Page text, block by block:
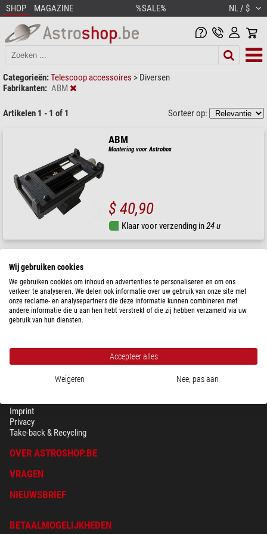
SHOP MAGAZINE %SALE% NL / $
Categorieën:Telescoop accessoires > Diversen
Fabrikanten: ABM
Artikelen 1 - 1 of 1 Sorteer op:
ABM
Montering voor Astrobox
$ 40,90
Klaar voor verzending in24 u
Imprint
Privacy
Take-back & Recycling
OVER ASTROSHOP.BE
VRAGEN
NIEUWSBRIEF
BETAALMOGELIJKHEDEN
Wij gebruiken cookies
We gebruiken cookies om inhoud en advertenties te personaliseren en om ons
verkeer te analyseren. We delen ook informatie over uw gebruik van onze site met
onze reclame- en analysepartners die deze informatie kunnen combineren met
andere informatie die u aan hen hebt verstrekt of die zij hebben verzameld via uw
gebruik van hun diensten.
Accepteer alles
Weigeren Nee, pas aan